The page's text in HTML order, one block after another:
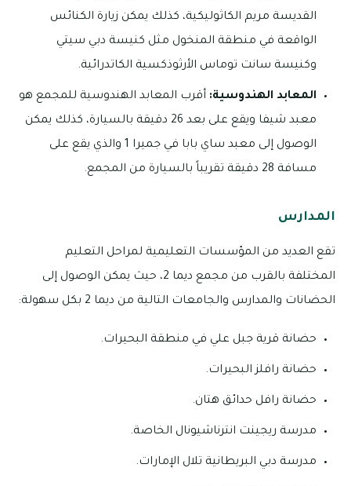
القديسة مريم الكاثوليكية، كذلك يمكن زيارة الكنائس
الواقعة في منطقة المنخول مثل كنيسة دبي سيتي
وكنيسة سانت توماس الأرثوذكسية الكاتدرائية.
المعابد الهندوسية: أقرب المعابد الهندوسية للمجمع هو
معبد شيفا ويقع على بعد 26 دقيقة بالسيارة، كذلك يمكن
الوصول إلى معبد ساي بابا في جميرا 1 والذي يقع على
مسافة 28 دقيقة تقريباً بالسيارة من المجمع.
المدارس
تقع العديد من المؤسسات التعليمية لمراحل التعليم
المختلفة بالقرب من مجمع ديما 2، حيث يمكن الوصول إلى
الحضانات والمدارس والجامعات التالية من ديما 2 بكل سهولة:
حضانة قرية جبل علي في منطقة البحيرات.
حضانة رافلز البحيرات.
حضانة رافل حدائق هتان.
مدرسة ريجينت انترناشيونال الخاصة.
مدرسة دبي البريطانية تلال الإمارات.